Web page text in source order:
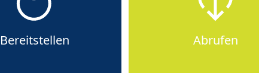
Bereitstellen Abrufen